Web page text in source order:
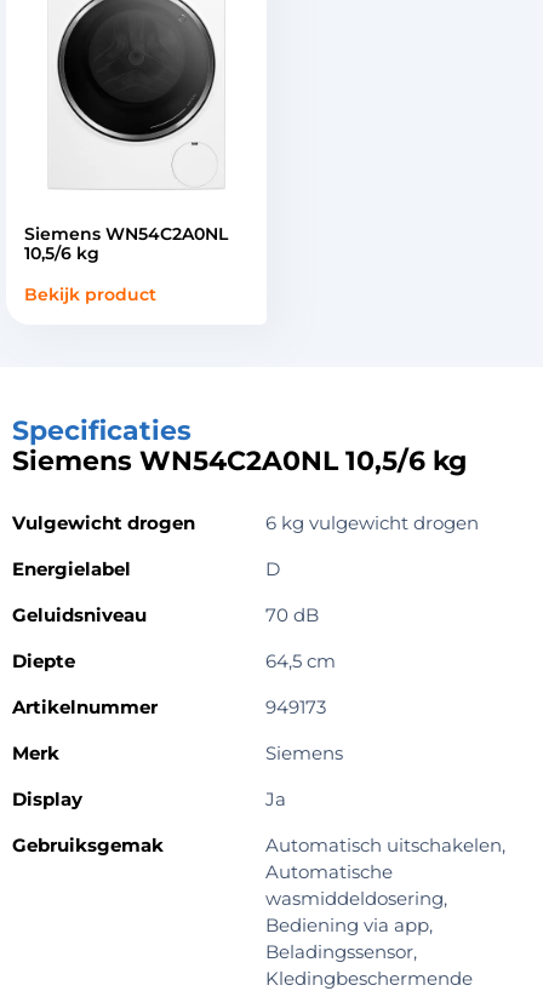
Siemens WN54C2A0NL
10,5/6 kg
Bekijk product
Specificaties
Siemens WN54C2A0NL 10,5/6 kg
Vulgewicht drogen
6 kg vulgewicht drogen
Energielabel
D
Geluidsniveau
70 dB
Diepte
64,5 cm
Artikelnummer
949173
Merk
Siemens
Display
Ja
Gebruiksgemak
Automatisch uitschakelen,
Automatische
wasmiddeldosering,
Bediening via app,
Beladingssensor,
Kledingbeschermende